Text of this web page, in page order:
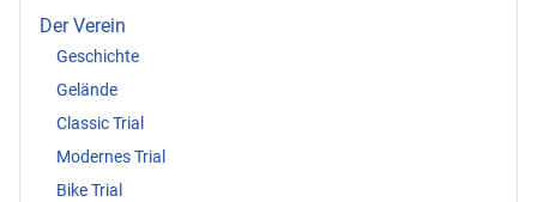
Der Verein
Geschichte
Gelände
Classic Trial
Modernes Trial
Bike Trial